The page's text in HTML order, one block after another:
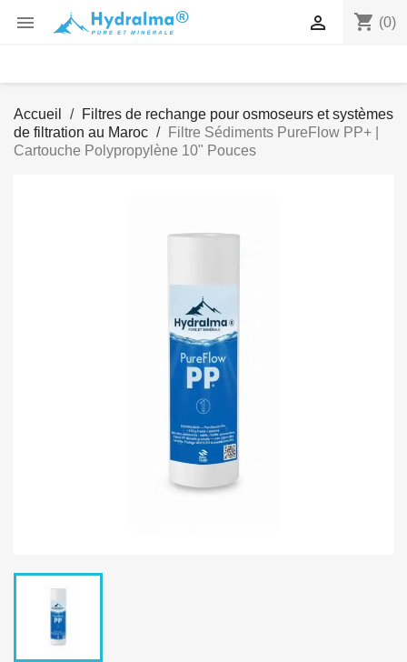
 shopping_cart (0)

Accueil
Filtres de rechange pour osmoseurs et systèmes
de filtration au Maroc
Filtre Sédiments PureFlow PP+ |
Cartouche Polypropylène 10" Pouces